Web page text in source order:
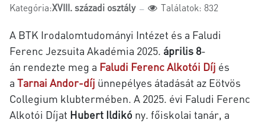
Kategória:XVIII. századi osztály Találatok: 832
A BTK Irodalomtudományi Intézet és a Faludi
Ferenc Jezsuita Akadémia 2025. április 8-
án rendezte meg a Faludi Ferenc Alkotói Díj és
a Tarnai Andor-díj ünnepélyes átadását az Eötvös
Collegium klubtermében. A 2025. évi Faludi Ferenc
Alkotói Díjat Hubert Ildikó ny. főiskolai tanár, a